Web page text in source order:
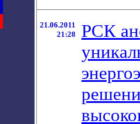
21.06.2011
21:28
РСК